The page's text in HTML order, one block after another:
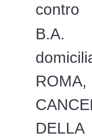
contro
B.A.